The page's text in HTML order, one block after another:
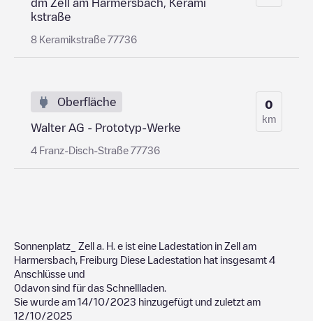
dm Zell am Harmersbach, Kerami
kstraße
8 Keramikstraße 77736
Oberfläche
Walter AG - Prototyp-Werke
4 Franz-Disch-Straße 77736
0
km
Sonnenplatz_ Zell a. H. e ist eine Ladestation in Zell am
Harmersbach Freiburg Diese Ladestation hat insgesamt 4
Anschlüsse und
0davon sind für das Schnellladen.
Sie wurde am 14/10/2023 hinzugefügt und zuletzt am
12/10/2025